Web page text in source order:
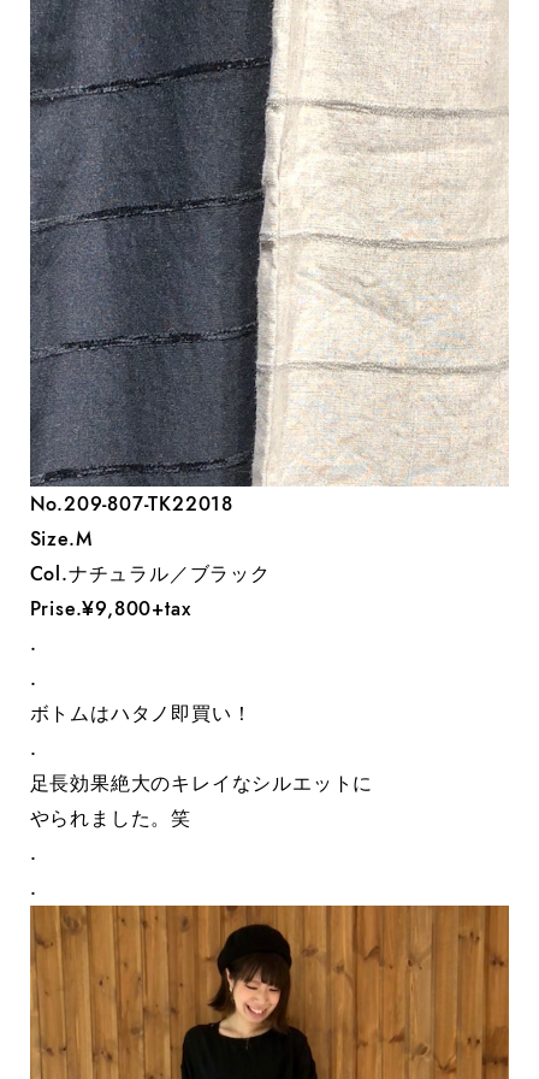
No.209-807-TK22018
Size.M
Col.ナチュラル／ブラック
Prise.¥9,800+tax
.
.
ボトムはハタノ即買い！
.
足長効果絶大のキレイなシルエットに
やられました。笑
.
.